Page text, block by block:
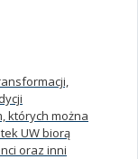
których można
UW biorą
oraz inni